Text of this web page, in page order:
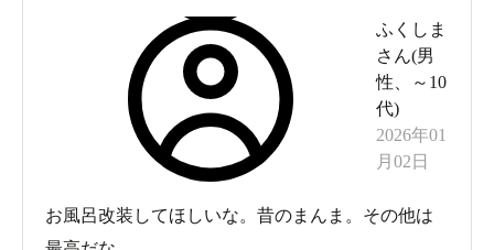
別の色のバスもありますが車体に大きく書かれた「びわ
ふくしま
さん(男
性
～10
代)
2026年01
月02日
お風呂改装してほしいな。昔のまんま。その他は